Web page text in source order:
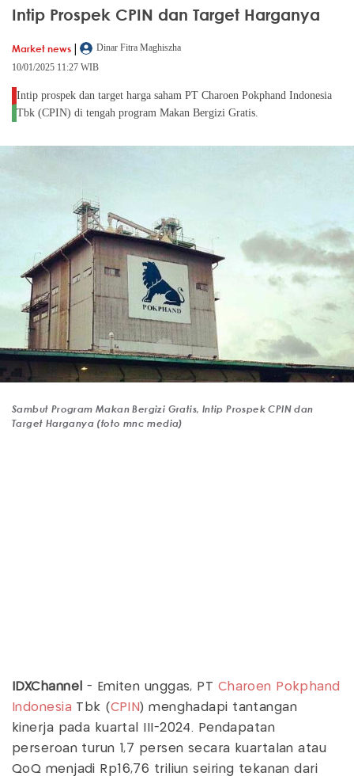
Intip Prospek CPIN dan Target Harganya
Market news |
Dinar Fitra Maghiszha
10/01/2025 11:27 WIB
Intip prospek dan target harga saham PT Charoen Pokphand Indonesia
Tbk (CPIN) di tengah program Makan Bergizi Gratis.
Sambut Program Makan Bergizi Gratis, Intip Prospek CPIN dan
Target Harganya (foto mnc media)
IDXChannel - Emiten unggas, PT Charoen Pokphand
Indonesia Tbk (CPIN ) menghadapi tantangan
kinerja pada kuartal III-2024. Pendapatan
perseroan turun 1,7 persen secara kuartalan atau
QoQ menjadi Rp16,76 triliun seiring tekanan dari